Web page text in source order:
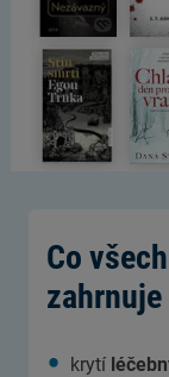
Co
zahrnuje
krytí